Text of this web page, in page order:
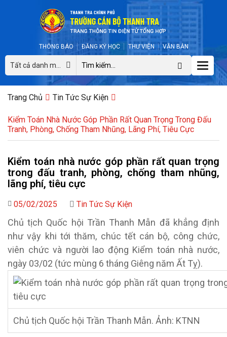
THÔNG BÁO ĐĂNG KÝ HỌC THƯ VIỆN VĂN BẢN
Tất cả danh mục
Toggle
Trang Chủ Tin Tức Sự Kiện
Kiểm Toán Nhà Nước Góp Phần Rất Quan Trọng Trong Đấu
Tranh, Phòng, Chống Tham Nhũng, Lãng Phí, Tiêu Cực
Kiểm toán nhà nước góp phần rất quan trọng
trong đấu tranh, phòng, chống tham nhũng,
lãng phí, tiêu cực
05/02/2025 Tin Tức Sự Kiện
Chủ tịch Quốc hội Trần Thanh Mẫn đã khẳng định
như vậy khi tới thăm, chúc tết cán bộ, công chức,
viên chức và người lao động Kiểm toán nhà nước,
ngày 03/02 (tức mùng 6 tháng Giêng năm Ất Tỵ).
Chủ tịch Quốc hội Trần Thanh Mẫn. Ảnh: KTNN